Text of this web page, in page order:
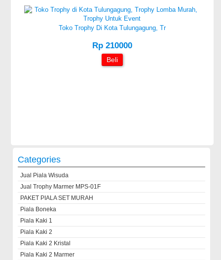
Toko Trophy Di Kota Tulungagung, Tr
Rp 210000
Beli
Categories
Jual Piala Wisuda
Jual Trophy Marmer MPS-01F
PAKET PIALA SET MURAH
Piala Boneka
Piala Kaki 1
Piala Kaki 2
Piala Kaki 2 Kristal
Piala Kaki 2 Marmer